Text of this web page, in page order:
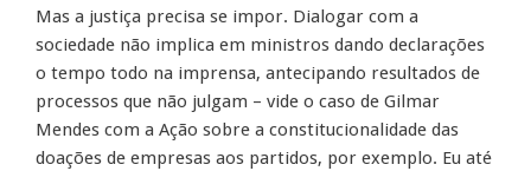
Mas a justiça precisa se impor. Dialogar com a
sociedade não implica em ministros dando declarações
o tempo todo na imprensa, antecipando resultados de
processos que não julgam – vide o caso de Gilmar
Mendes com a Ação sobre a constitucionalidade das
doações de empresas aos partidos, por exemplo. Eu até